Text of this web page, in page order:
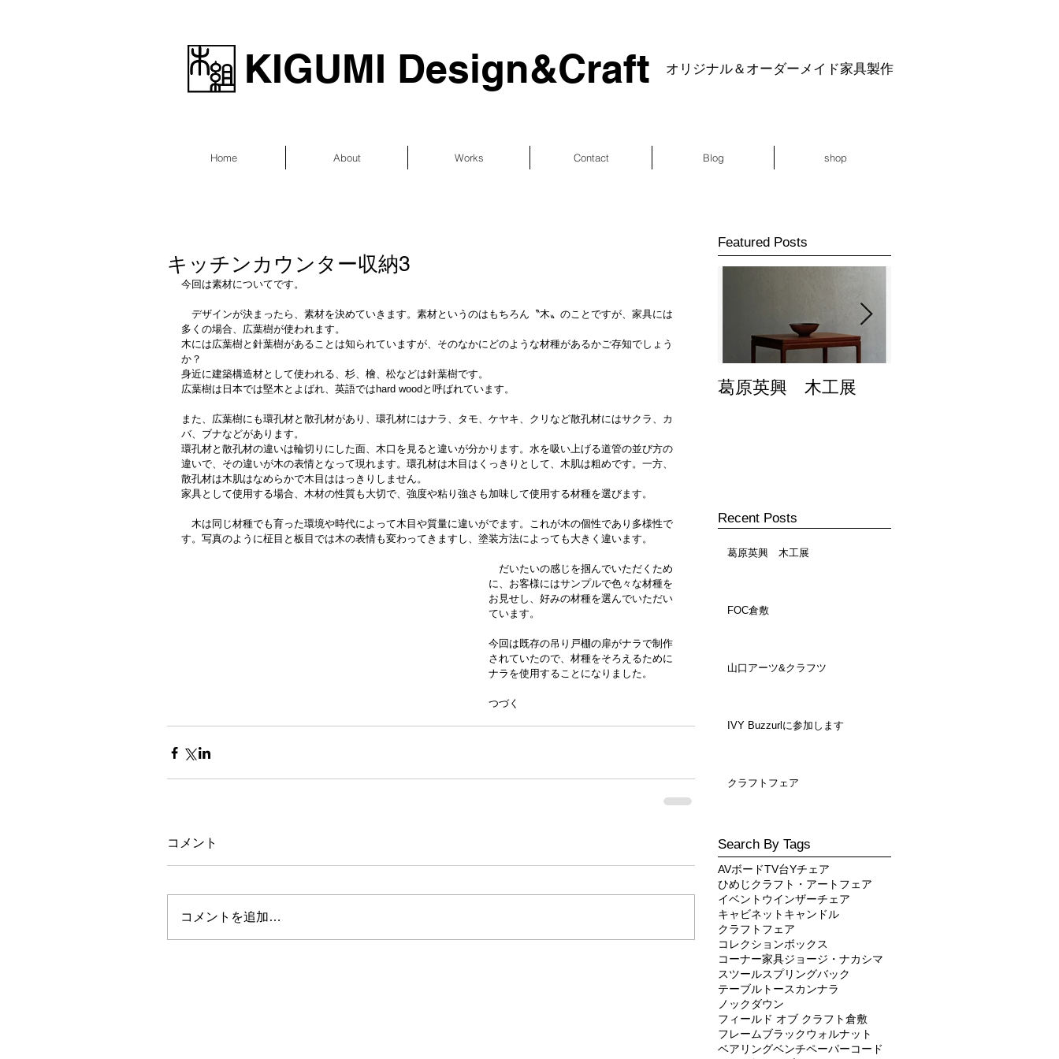
KIGUMI Design&Craft ​オリジナル＆オーダーメイド家具製作
Home About Works Contact Blog shop
キッチンカウンター収納3
今回は素材についてです。
デザインが決まったら、素材を決めていきます。素材というのはもちろん〝木〟のことですが、家具には
多くの場合、広葉樹が使われます。
木には広葉樹と針葉樹があることは知られていますが、そのなかにどのような材種があるかご存知でしょう
か？
身近に建築構造材として使われる、杉、檜、松などは針葉樹です。
広葉樹は日本では堅木とよばれ、英語ではhard woodと呼ばれています。
また、広葉樹にも環孔材と散孔材があり、環孔材にはナラ、タモ、ケヤキ、クリなど散孔材にはサクラ、カ
バ、ブナなどがあります。
環孔材と散孔材の違いは輪切りにした面、木口を見ると違いが分かります。水を吸い上げる道管の並び方の
違いで、その違いが木の表情となって現れます。環孔材は木目はくっきりとして、木肌は粗めです。一方、
散孔材は木肌はなめらかで木目ははっきりしません。
家具として使用する場合、木材の性質も大切で、強度や粘り強さも加味して使用する材種を選びます。
木は同じ材種でも育った環境や時代によって木目や質量に違いがでます。これが木の個性であり多様性で
す。写真のように柾目と板目では木の表情も変わってきますし、塗装方法によっても大きく違います。
だいたいの感じを掴んでいただくため
に、お客様にはサンプルで色々な材種を
お見せし、好みの材種を選んでいただい
ています。
今回は既存の吊り戸棚の扉がナラで制作
されていたので、材種をそろえるために
ナラを使用することになりました。
つづく
コメント
コメントを追加…
Featured Posts
葛原英興 木工展
Recent Posts
葛原英興 木工展
FOC倉敷
山口アーツ&クラフツ
IVY Buzzurlに参加します
クラフトフェア
Search By Tags
AVボードTV台Yチェア
ひめじクラフト・アートフェア
イベント ウインザーチェア
キャビネット キャンドル
クラフトフェア
コレクションボックス
コーナー家具ジョージ・ナカシマ
スツールスプリングバック
テーブル トースカンナラ
ノックダウン
フィールド オブ クラフト倉敷
フレームブラックウォルナット
ベアリングベンチペーパーコード